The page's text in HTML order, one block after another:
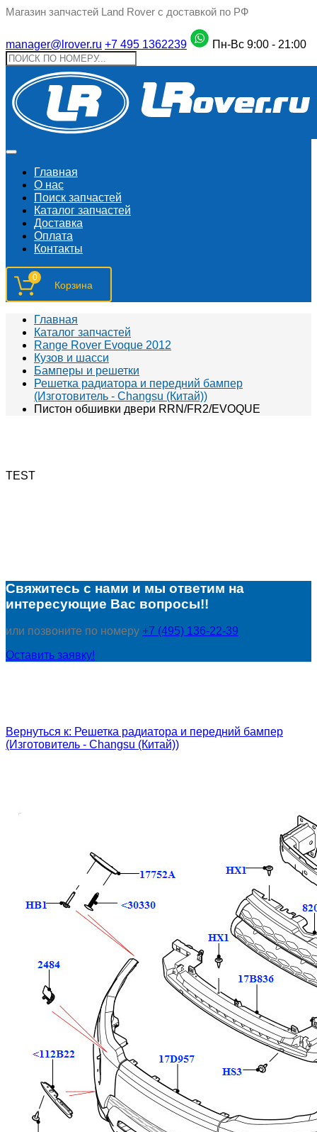
Магазин запчастей Land Rover с доставкой по РФ
manager@lrover.ru +7 495 1362239 Пн-Вс 9:00 - 21:00
Главная
О нас
Поиск запчастeй
Каталог запчастей
Доставка
Оплата
Контакты
0
Главная
Каталог запчастей
Range Rover Evoque 2012
Кузов и шасси
Бамперы и решетки
Решетка радиатора и передний бампер
(Изготовитель - Changsu (Китай))
Пистон обшивки двери RRN/FR2/EVOQUE
TEST
Свяжитесь с нами и мы ответим на
интересующие Вас вопросы!!
или позвоните по номеру +7 (495) 136-22-39
Оставить заявку!
Вернуться к: Решетка радиатора и передний бампер
(Изготовитель - Changsu (Китай))